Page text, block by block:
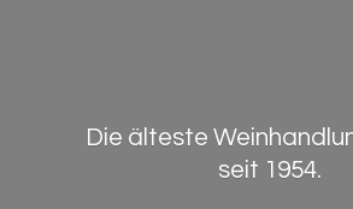
Die älteste
seit 1954.